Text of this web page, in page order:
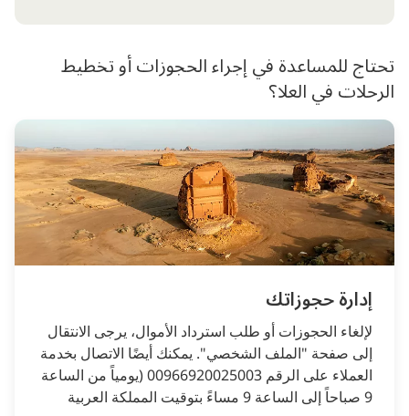
تحتاج للمساعدة في إجراء الحجوزات أو تخطيط
الرحلات في العلا؟
إدارة حجوزاتك
لإلغاء الحجوزات أو طلب استرداد الأموال، يرجى الانتقال
إلى صفحة "الملف الشخصي". يمكنك أيضًا الاتصال بخدمة
العملاء على الرقم 00966920025003 (يومياً من الساعة
9 صباحاً إلى الساعة 9 مساءً بتوقيت المملكة العربية